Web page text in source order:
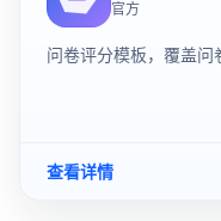
官方
问卷评分模板，覆盖问
查看详情